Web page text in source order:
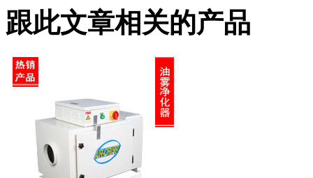
跟此文章相关的产品